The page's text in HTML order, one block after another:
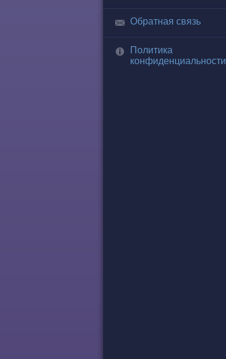
Обратная связь
Политика
конфиденциальности